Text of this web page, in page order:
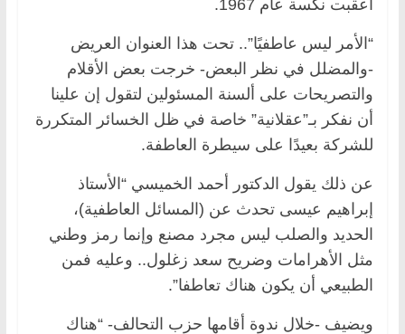
أعقبت نكسة عام 1967.
“الأمر ليس عاطفيًا”.. تحت هذا العنوان العريض
-والمضلل في نظر البعض- خرجت بعض الأقلام
والتصريحات على ألسنة المسئولين لتقول إن علينا
أن نفكر بـ”عقلانية” خاصة في ظل الخسائر المتكررة
للشركة بعيدًا على سيطرة العاطفة.
عن ذلك يقول الدكتور أحمد الخميسي “الأستاذ
إبراهيم عيسى تحدث عن (المسائل العاطفية)،
الحديد والصلب ليس مجرد مصنع وإنما رمز وطني
مثل الأهرامات وضريح سعد زغلول.. وعليه فمن
الطبيعي أن يكون هناك تعاطفا”.
ويضيف -خلال ندوة أقامها حزب التحالف- “هناك